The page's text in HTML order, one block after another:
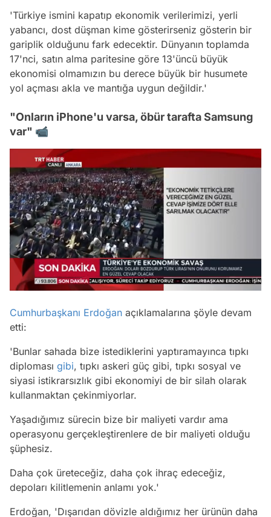
'Türkiye ismini kapatıp ekonomik verilerimizi, yerli
yabancı, dost düşman kime gösterirseniz gösterin bir
gariplik olduğunu fark edecektir. Dünyanın toplamda
17'nci, satın alma paritesine göre 13'üncü büyük
ekonomisi olmamızın bu derece büyük bir husumete
yol açması akla ve mantığa uygun değildir.'
"Onların iPhone'u varsa, öbür tarafta Samsung
var" 📹
/
Cumhurbaşkanı Erdoğan açıklamalarına şöyle devam
etti:
'Bunlar sahada bize istediklerini yaptıramayınca tıpkı
diploması gibi, tıpkı askeri güç gibi, tıpkı sosyal ve
siyasi istikrarsızlık gibi ekonomiyi de bir silah olarak
kullanmaktan çekinmiyorlar.
Yaşadığımız sürecin bize bir maliyeti vardır ama
operasyonu gerçekleştirenlere de bir maliyeti olduğu
şüphesiz.
Daha çok üreteceğiz, daha çok ihraç edeceğiz,
depoları kilitlemenin anlamı yok.'
Erdoğan, 'Dışarıdan dövizle aldığımız her ürünün daha